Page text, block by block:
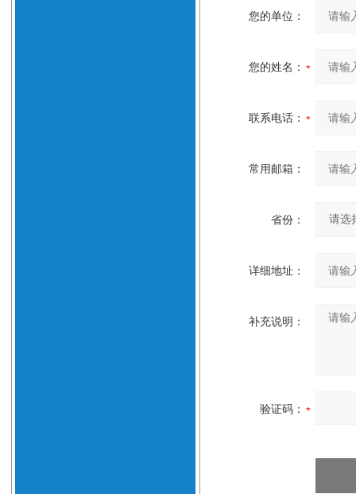
您的单位：
您的姓名：
联系电话：
常用邮箱：
省份：
详细地址：
补充说明：
验证码：